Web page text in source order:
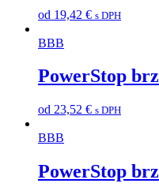
od 19,42 € s DPH
BBB
PowerStop
od 23,52 € s DPH
BBB
PowerStop